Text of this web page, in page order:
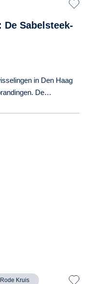
Sabelsteek-
in Den Haag
De…
Rode Kruis